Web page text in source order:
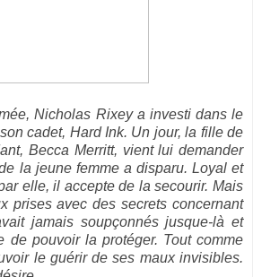
Nicholas Rixey a investi dans le
cadet, Hard Ink. Un jour, la fille de
Becca Merritt, vient lui demander
la jeune femme a disparu. Loyal et
elle, il accepte de la secourir. Mais
prises avec des secrets concernant
jamais soupçonnés jusque-là et
de pouvoir la protéger. Tout comme
le guérir de ses maux invisibles.